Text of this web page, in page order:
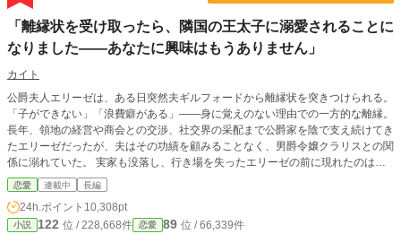
「離縁状を受け取ったら、隣国の王太子に溺愛されることに
なりました——あなたに興味はもうありません」
カイト
公爵夫人エリーゼは、ある日突然夫ギルフォードから離縁状を突きつけられる。
「子ができない」「浪費癖がある」——身に覚えのない理由での一方的な離縁。
長年、領地の経営や商会との交渉、社交界の采配まで公爵家を陰で支え続けてき
たエリーゼだったが、夫はその功績を顧みることなく、男爵令嬢クラリスとの関
係に溺れていた。 実家も没落し、行き場を失ったエリーゼの前に現れたのは、
かつて貿易交渉で顔を合わせた隣国の王太子レオンハルト。彼女の誠実さと実務
能力を高く評価していた彼は、迷わず彼女を隣国へと迎え入れる。 隣国の宮廷
でエリーゼは、初めて自分の働きが正当に評価される心地よさを知る。一方、公
爵家から「知恵を貸してほしい」という都合のいい相談が届くが、エリーゼの答
恋愛 連載中 長編
24h.ポイント 10,308pt
小説 122 位 / 228,668件 恋愛 89 位 / 66,339件